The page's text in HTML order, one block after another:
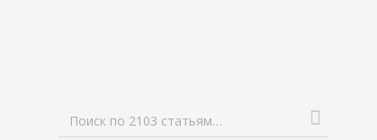
Поиск по 2103 статьям…